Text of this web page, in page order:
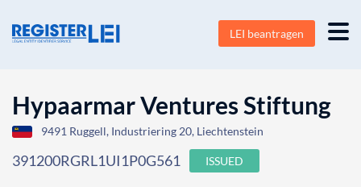
LEI beantragen
Hypaarmar Ventures Stiftung
9491 Ruggell, Industriering 20, Liechtenstein
391200RGRL1UI1P0G561 ISSUED